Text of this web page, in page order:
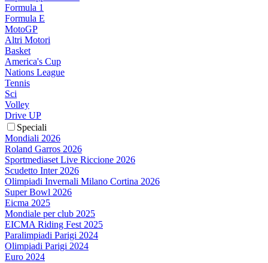
Formula 1
Formula E
MotoGP
Altri Motori
Basket
America's Cup
Nations League
Tennis
Sci
Volley
Drive UP
Speciali
Mondiali 2026
Roland Garros 2026
Sportmediaset Live Riccione 2026
Scudetto Inter 2026
Olimpiadi Invernali Milano Cortina 2026
Super Bowl 2026
Eicma 2025
Mondiale per club 2025
EICMA Riding Fest 2025
Paralimpiadi Parigi 2024
Olimpiadi Parigi 2024
Euro 2024